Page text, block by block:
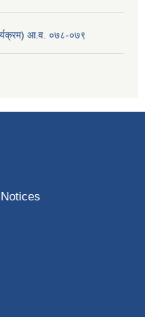
आ.व. ०७८-०७९